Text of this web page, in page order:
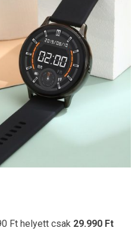
Ft helyett csak 29.990 Ft